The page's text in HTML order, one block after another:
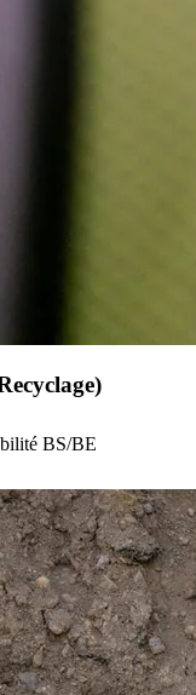
BS/BE